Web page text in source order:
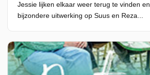
Jessie lijken elkaar weer terug te vinden
bijzondere uitwerking op Suus en Reza...